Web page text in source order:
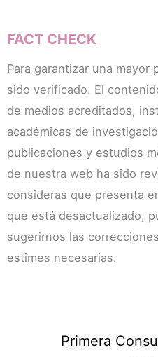
FACT CHECK
Para garantizar una
sido verificado. El
de medios acreditados,
académicas de
publicaciones y estudios
de nuestra web ha sido
consideras que presenta
que está desactualizado,
sugerirnos las
estimes necesarias.
Primera